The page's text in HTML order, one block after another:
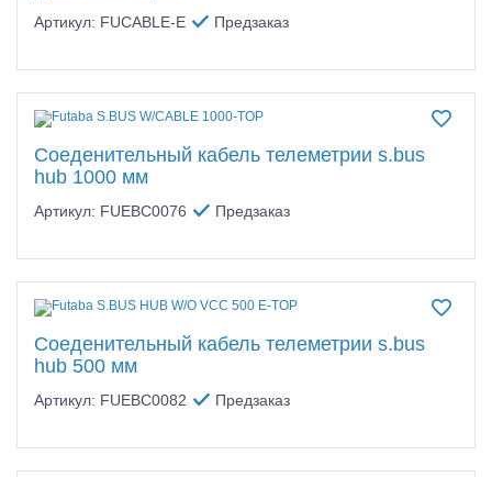
Артикул: FUCABLE-E Предзаказ
Соеденительный кабель телеметрии s.bus
hub 1000 мм
Артикул: FUEBC0076 Предзаказ
Соеденительный кабель телеметрии s.bus
hub 500 мм
Артикул: FUEBC0082 Предзаказ